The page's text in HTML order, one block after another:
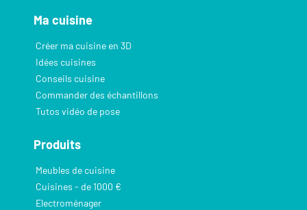
Ma cuisine
Créer ma cuisine en 3D
Idées cuisines
Conseils cuisine
Commander des échantillons
Tutos vidéo de pose
Produits
Meubles de cuisine
Cuisines - de 1000 €
Electroménager